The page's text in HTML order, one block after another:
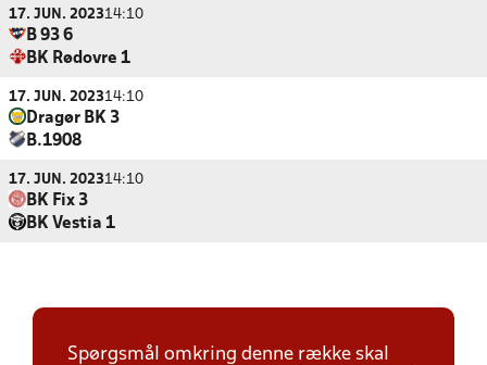
17. JUN. 202314:10
B 93 6
BK Rødovre 1
17. JUN. 202314:10
Dragør BK 3
B.1908
17. JUN. 202314:10
BK Fix 3
BK Vestia 1
Spørgsmål omkring denne række skal